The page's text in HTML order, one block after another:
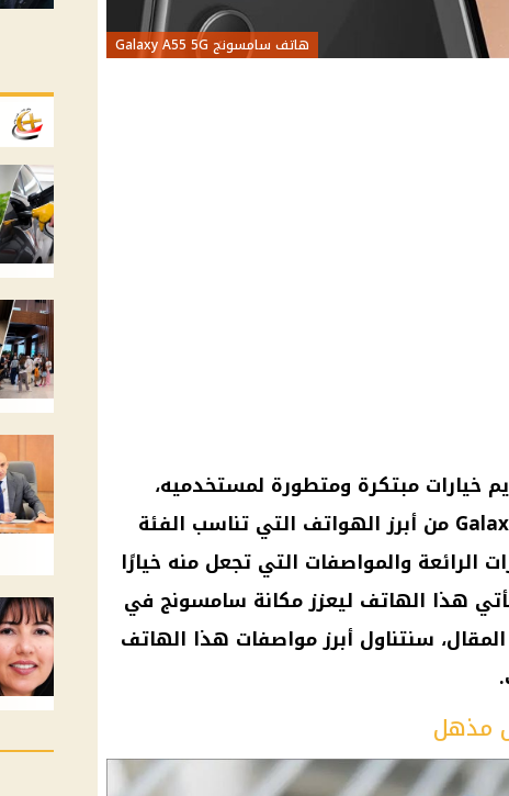
هاتف سامسونج Galaxy A55 5G
مبتكرة ومتطورة لمستخدميه،
ويعد هاتف سامسونج Galaxy A55 5G من أبرز الهواتف التي تناسب الفئة
والمواصفات التي تجعل منه خيارًا
هذا الهاتف ليعزز مكانة سامسونج في
سنتناول أبرز مواصفات هذا الهاتف